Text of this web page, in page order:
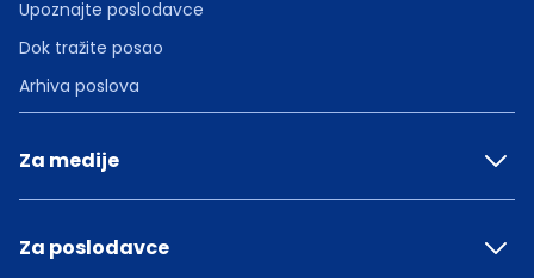
Upoznajte poslodavce
Dok tražite posao
Arhiva poslova
Za medije
Za poslodavce